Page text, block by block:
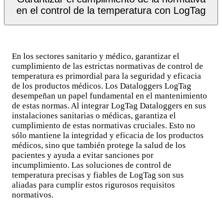
en el control de la temperatura con LogTag
En los sectores sanitario y médico, garantizar el
cumplimiento de las estrictas normativas de control de
temperatura es primordial para la seguridad y eficacia
de los productos médicos. Los Dataloggers LogTag
desempeñan un papel fundamental en el mantenimiento
de estas normas. Al integrar LogTag Dataloggers en sus
instalaciones sanitarias o médicas, garantiza el
cumplimiento de estas normativas cruciales. Esto no
sólo mantiene la integridad y eficacia de los productos
médicos, sino que también protege la salud de los
pacientes y ayuda a evitar sanciones por
incumplimiento. Las soluciones de control de
temperatura precisas y fiables de LogTag son sus
aliadas para cumplir estos rigurosos requisitos
normativos.